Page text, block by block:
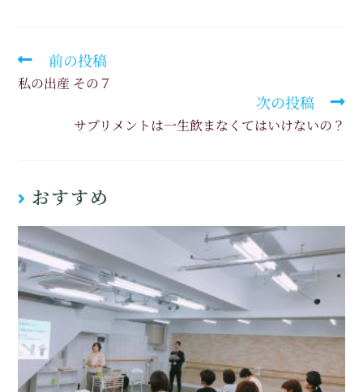
前の投稿
私の出産 その７
次の投稿
サプリメントは一生飲まなくてはいけないの？
おすすめ